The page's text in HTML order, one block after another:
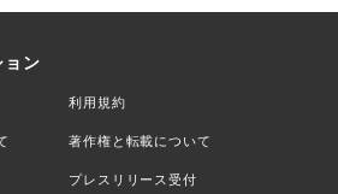
ン
利用規約
著作権と転載について
プレスリリース受付